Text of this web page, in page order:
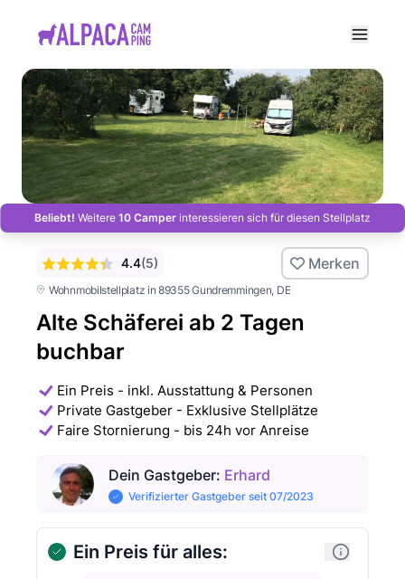
Beliebt! Weitere 10 Camper interessieren sich für diesen Stellplatz
Wohnmobilstellplatz in 89355 Gundremmingen, DE
Alte Schäferei ab 2 Tagen
buchbar
4.4(5) Merken
Ein Preis - inkl. Ausstattung & Personen
Private Gastgeber - Exklusive Stellplätze
Faire Stornierung - bis 24h vor Anreise
Dein Gastgeber: Erhard
Verifizierter Gastgeber seit 07/2023
Ein Preis für alles: